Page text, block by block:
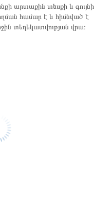
արտաքին տեսքի և գույնի
համար է և հիմնված է
տեղեկատվության վրա։